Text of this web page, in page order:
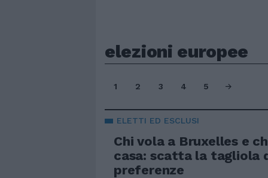
elezioni europee
1 2 3 4 5
ELETTI ED ESCLUSI
Chi vola a Bruxelles e
casa: scatta la tagliola
preferenze